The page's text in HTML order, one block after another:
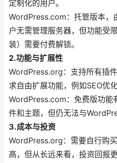
定制化的用户。
WordPress.com：托管版本
户无需管理服务器，但功能受
装）需要付费解锁。
2.功能与扩展性
WordPress.org：支持所有插
求自由扩展功能，例如SEO优
WordPress.com：免费版功能
件和主题，但仍无法与
3.成本与投资
WordPress.org：需要自行购
高，但从长远来看，投资回报更